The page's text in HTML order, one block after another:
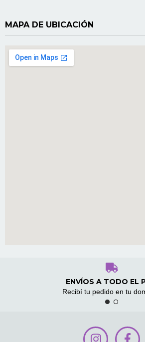
MAPA DE UBICACIÓN
ENVÍOS A TODO EL
Recibí tu pedido en tu